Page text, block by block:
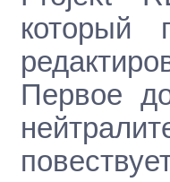
который
Первое